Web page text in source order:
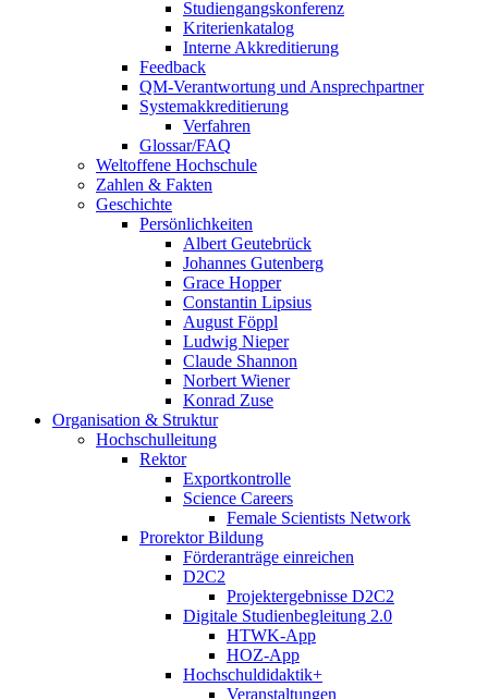
Studiengangskonferenz
Kriterienkatalog
Interne Akkreditierung
Feedback
QM-Verantwortung und Ansprechpartner
Systemakkreditierung
Verfahren
Glossar/FAQ
Weltoffene Hochschule
Zahlen & Fakten
Geschichte
Persönlichkeiten
Albert Geutebrück
Johannes Gutenberg
Grace Hopper
Constantin Lipsius
August Föppl
Ludwig Nieper
Claude Shannon
Norbert Wiener
Konrad Zuse
Organisation & Struktur
Hochschulleitung
Rektor
Exportkontrolle
Science Careers
Female Scientists Network
Prorektor Bildung
Förderanträge einreichen
D2C2
Projektergebnisse D2C2
Digitale Studienbegleitung 2.0
HTWK-App
HOZ-App
Hochschuldidaktik+
Veranstaltungen